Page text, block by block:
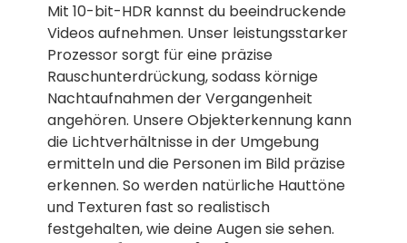
Mit 10-bit-HDR kannst du beeindruckende
Videos aufnehmen. Unser leistungsstarker
Prozessor sorgt für eine präzise
Rauschunterdrückung, sodass körnige
Nachtaufnahmen der Vergangenheit
angehören. Unsere Objekterkennung kann
die Lichtverhältnisse in der Umgebung
ermitteln und die Personen im Bild präzise
erkennen. So werden natürliche Hauttöne
und Texturen fast so realistisch
festgehalten, wie deine Augen sie sehen.